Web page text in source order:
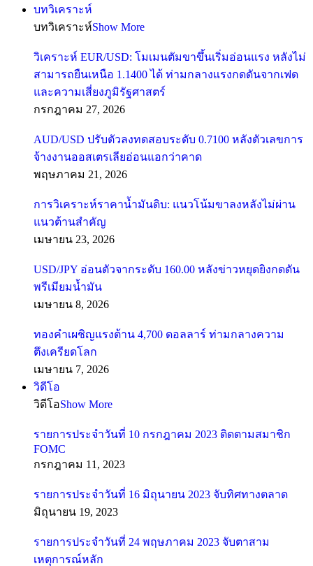
บทวิเคราะห์
บทวิเคราะห์Show More
วิเคราะห์ EUR/USD: โมเมนตัมขาขึ้นเริ่มอ่อนแรง หลังไม่
สามารถยืนเหนือ 1.1400 ได้ ท่ามกลางแรงกดดันจากเฟด
และความเสี่ยงภูมิรัฐศาสตร์
กรกฎาคม 27, 2026
AUD/USD ปรับตัวลงทดสอบระดับ 0.7100 หลังตัวเลขการ
จ้างงานออสเตรเลียอ่อนแอกว่าคาด
พฤษภาคม 21, 2026
การวิเคราะห์ราคาน้ำมันดิบ: แนวโน้มขาลงหลังไม่ผ่าน
แนวต้านสำคัญ
เมษายน 23, 2026
USD/JPY อ่อนตัวจากระดับ 160.00 หลังข่าวหยุดยิงกดดัน
พรีเมียมน้ำมัน
เมษายน 8, 2026
ทองคำเผชิญแรงต้าน 4,700 ดอลลาร์ ท่ามกลางความ
ตึงเครียดโลก
เมษายน 7, 2026
วิดีโอ
วิดีโอShow More
รายการประจำวันที่ 10 กรกฎาคม 2023 ติดตามสมาชิก
FOMC
กรกฎาคม 11, 2023
รายการประจำวันที่ 16 มิถุนายน 2023 จับทิศทางตลาด
มิถุนายน 19, 2023
รายการประจำวันที่ 24 พฤษภาคม 2023 จับตาสาม
เหตุการณ์หลัก